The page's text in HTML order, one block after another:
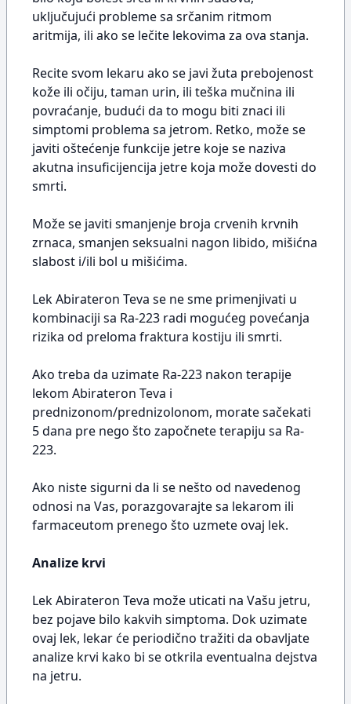
uključujući probleme sa srčanim ritmom
aritmija, ili ako se lečite lekovima za ova stanja.
Recite svom lekaru ako se javi žuta prebojenost
kože ili očiju, taman urin, ili teška mučnina ili
povraćanje, budući da to mogu biti znaci ili
simptomi problema sa jetrom. Retko, može se
javiti oštećenje funkcije jetre koje se naziva
akutna insuficijencija jetre koja može dovesti do
smrti.
Može se javiti smanjenje broja crvenih krvnih
zrnaca, smanjen seksualni nagon libido, mišićna
slabost i/ili bol u mišićima.
Lek Abirateron Teva se ne sme primenjivati u
kombinaciji sa Ra-223 radi mogućeg povećanja
rizika od preloma fraktura kostiju ili smrti.
Ako treba da uzimate Ra-223 nakon terapije
lekom Abirateron Teva i
prednizonom/prednizolonom, morate sačekati
5 dana pre nego što započnete terapiju sa Ra-
223.
Ako niste sigurni da li se nešto od navedenog
odnosi na Vas, porazgovarajte sa lekarom ili
farmaceutom prenego što uzmete ovaj lek.
Analize krvi
Lek Abirateron Teva može uticati na Vašu jetru,
bez pojave bilo kakvih simptoma. Dok uzimate
ovaj lek, lekar će periodično tražiti da obavljate
analize krvi kako bi se otkrila eventualna dejstva
na jetru.